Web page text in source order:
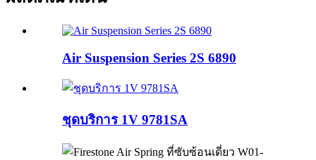
Air Suspension Series 2S 6890
ชุดบริการ 1V 9781SA